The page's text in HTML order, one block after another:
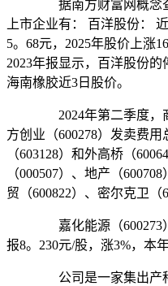
据南方财富网概念
上市企业有： 百洋股份：
5。68元，2025年股价上涨
2023年报显示，百洋股份的
海南橡胶近3日股价。
2024年第二季度，
方创业（600278）发卖费
（603128）和外高桥（
（000507）、地产（
贸（600822）、密尔克卫（
嘉化能源（600273
报8。230元/股，涨3%，本
公司是一家集出产